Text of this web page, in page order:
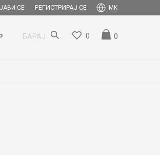
СЕ РЕГИСТРИРАЈ СЕ MK
БАРАЈ 0
0